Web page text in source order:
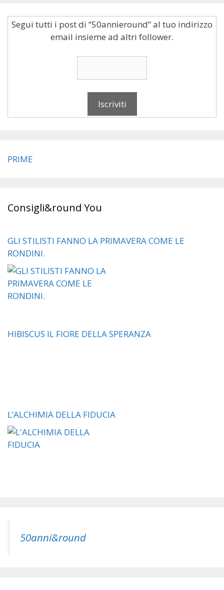
Segui tutti i post di “50annieround” al tuo indirizzo
email insieme ad altri follower.
PRIME
Consigli&round You
GLI STILISTI FANNO LA PRIMAVERA COME LE
RONDINI.
HIBISCUS IL FIORE DELLA SPERANZA
L’ALCHIMIA DELLA FIDUCIA
50anni&round